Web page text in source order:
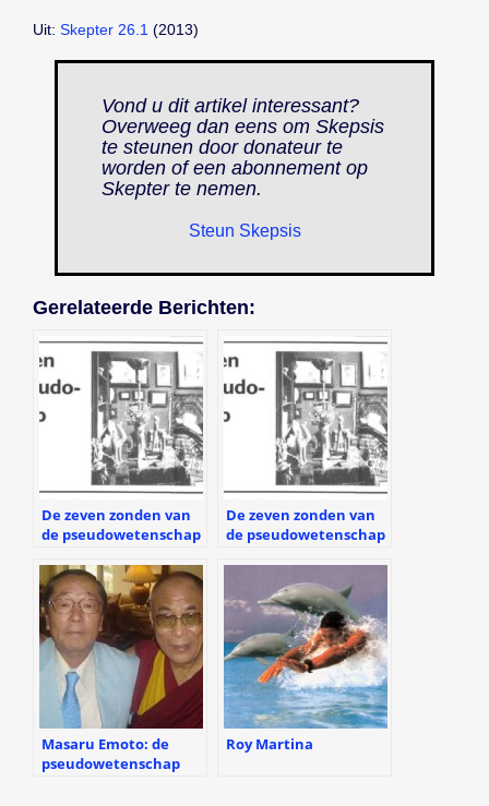
Uit: Skepter 26.1 (2013)
Vond u dit artikel interessant?
Overweeg dan eens om Skepsis
te steunen door donateur te
worden of een abonnement op
Skepterte nemen.
Steun Skepsis
Gerelateerde Berichten:
De zeven zonden van
de pseudowetenschap
De zeven zonden van
de pseudowetenschap
Masaru Emoto: de
pseudowetenschap
Roy Martina